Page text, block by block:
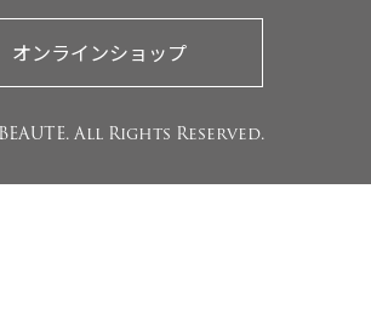
オンラインショップ
All Rights Reserved.